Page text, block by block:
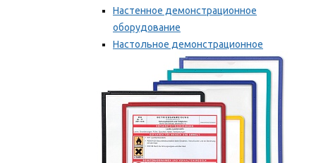
Настенное демонстрационное
оборудование
Настольное демонстрационное
оборудование
Мы рекомендуем